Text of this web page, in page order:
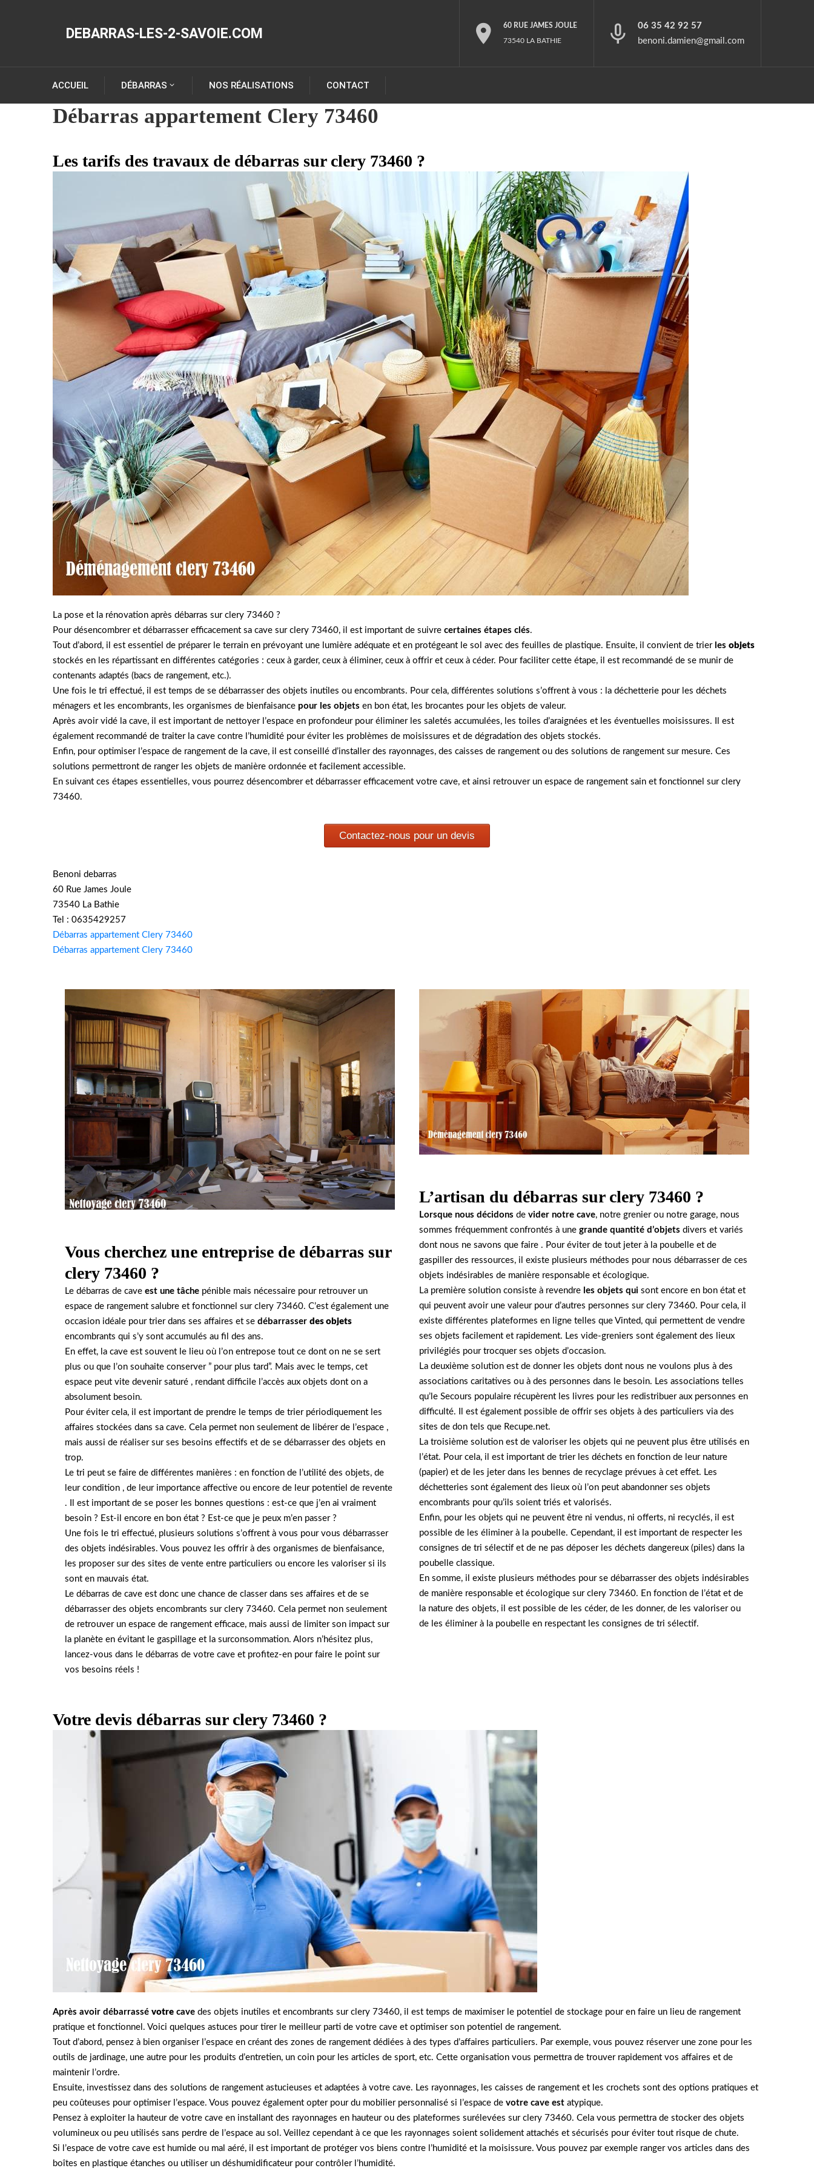
DEBARRAS-LES-2-SAVOIE.COM 60 RUE JAMES JOULE
73540 LA BATHIE
06 35 42 92 57
benoni.damien@gmail.com
ACCUEIL DÉBARRAS NOS RÉALISATIONS CONTACT
Débarras appartement Clery 73460
Les tarifs des travaux de débarras sur clery 73460 ?
La pose et la rénovation après débarras sur clery 73460 ?
Pour désencombrer et débarrasser efficacement sa cave sur clery 73460, il est important de suivre certaines étapes clés.
Tout d’abord, il est essentiel de préparer le terrain en prévoyant une lumière adéquate et en protégeant le sol avec des feuilles de plastique. Ensuite, il convient de trier les objets
stockés en les répartissant en différentes catégories : ceux à garder, ceux à éliminer, ceux à offrir et ceux à céder. Pour faciliter cette étape, il est recommandé de se munir de
contenants adaptés (bacs de rangement, etc.).
Une fois le tri effectué, il est temps de se débarrasser des objets inutiles ou encombrants. Pour cela, différentes solutions s’offrent à vous : la déchetterie pour les déchets
ménagers et les encombrants, les organismes de bienfaisance pour les objets en bon état, les brocantes pour les objets de valeur.
Après avoir vidé la cave, il est important de nettoyer l’espace en profondeur pour éliminer les saletés accumulées, les toiles d’araignées et les éventuelles moisissures. Il est
également recommandé de traiter la cave contre l’humidité pour éviter les problèmes de moisissures et de dégradation des objets stockés.
Enfin, pour optimiser l’espace de rangement de la cave, il est conseillé d’installer des rayonnages, des caisses de rangement ou des solutions de rangement sur mesure. Ces
solutions permettront de ranger les objets de manière ordonnée et facilement accessible.
En suivant ces étapes essentielles, vous pourrez désencombrer et débarrasser efficacement votre cave, et ainsi retrouver un espace de rangement sain et fonctionnel sur clery
73460.
Contactez-nous pour un devis
Benoni debarras
60 Rue James Joule
73540 La Bathie
Tel : 0635429257
Débarras appartement Clery 73460
Débarras appartement Clery 73460
Vous cherchez une entreprise de débarras sur
clery 73460 ?
Le débarras de cave est une tâche pénible mais nécessaire pour retrouver un
espace de rangement salubre et fonctionnel sur clery 73460. C’est également une
occasion idéale pour trier dans ses affaires et se débarrasser des objets
encombrants qui s’y sont accumulés au fil des ans.
En effet, la cave est souvent le lieu où l’on entrepose tout ce dont on ne se sert
plus ou que l’on souhaite conserver ” pour plus tard”. Mais avec le temps, cet
espace peut vite devenir saturé , rendant difficile l’accès aux objets dont on a
absolument besoin.
Pour éviter cela, il est important de prendre le temps de trier périodiquement les
affaires stockées dans sa cave. Cela permet non seulement de libérer de l’espace ,
mais aussi de réaliser sur ses besoins effectifs et de se débarrasser des objets en
trop.
Le tri peut se faire de différentes manières : en fonction de l’utilité des objets, de
leur condition , de leur importance affective ou encore de leur potentiel de revente
. Il est important de se poser les bonnes questions : est-ce que j’en ai vraiment
besoin ? Est-il encore en bon état ? Est-ce que je peux m’en passer ?
Une fois le tri effectué, plusieurs solutions s’offrent à vous pour vous débarrasser
des objets indésirables. Vous pouvez les offrir à des organismes de bienfaisance,
les proposer sur des sites de vente entre particuliers ou encore les valoriser si ils
sont en mauvais état.
Le débarras de cave est donc une chance de classer dans ses affaires et de se
débarrasser des objets encombrants sur clery 73460. Cela permet non seulement
de retrouver un espace de rangement efficace, mais aussi de limiter son impact sur
la planète en évitant le gaspillage et la surconsommation. Alors n’hésitez plus,
lancez-vous dans le débarras de votre cave et profitez-en pour faire le point sur
vos besoins réels !
L’artisan du débarras sur clery 73460 ?
Lorsque nous décidons de vider notre cave, notre grenier ou notre garage, nous
sommes fréquemment confrontés à une grande quantité d’objets divers et variés
dont nous ne savons que faire . Pour éviter de tout jeter à la poubelle et de
gaspiller des ressources, il existe plusieurs méthodes pour nous débarrasser de ces
objets indésirables de manière responsable et écologique.
La première solution consiste à revendre les objets qui sont encore en bon état et
qui peuvent avoir une valeur pour d’autres personnes sur clery 73460. Pour cela, il
existe différentes plateformes en ligne telles que Vinted, qui permettent de vendre
ses objets facilement et rapidement. Les vide-greniers sont également des lieux
privilégiés pour trocquer ses objets d’occasion.
La deuxième solution est de donner les objets dont nous ne voulons plus à des
associations caritatives ou à des personnes dans le besoin. Les associations telles
qu’le Secours populaire récupèrent les livres pour les redistribuer aux personnes en
difficulté. Il est également possible de offrir ses objets à des particuliers via des
sites de don tels que Recupe.net.
La troisième solution est de valoriser les objets qui ne peuvent plus être utilisés en
l’état. Pour cela, il est important de trier les déchets en fonction de leur nature
(papier) et de les jeter dans les bennes de recyclage prévues à cet effet. Les
déchetteries sont également des lieux où l’on peut abandonner ses objets
encombrants pour qu’ils soient triés et valorisés.
Enfin, pour les objets qui ne peuvent être ni vendus, ni offerts, ni recyclés, il est
possible de les éliminer à la poubelle. Cependant, il est important de respecter les
consignes de tri sélectif et de ne pas déposer les déchets dangereux (piles) dans la
poubelle classique.
En somme, il existe plusieurs méthodes pour se débarrasser des objets indésirables
de manière responsable et écologique sur clery 73460. En fonction de l’état et de
la nature des objets, il est possible de les céder, de les donner, de les valoriser ou
de les éliminer à la poubelle en respectant les consignes de tri sélectif.
Votre devis débarras sur clery 73460 ?
Après avoir débarrassé votre cave des objets inutiles et encombrants sur clery 73460, il est temps de maximiser le potentiel de stockage pour en faire un lieu de rangement
pratique et fonctionnel. Voici quelques astuces pour tirer le meilleur parti de votre cave et optimiser son potentiel de rangement.
Tout d’abord, pensez à bien organiser l’espace en créant des zones de rangement dédiées à des types d’affaires particuliers. Par exemple, vous pouvez réserver une zone pour les
outils de jardinage, une autre pour les produits d’entretien, un coin pour les articles de sport, etc. Cette organisation vous permettra de trouver rapidement vos affaires et de
maintenir l’ordre.
Ensuite, investissez dans des solutions de rangement astucieuses et adaptées à votre cave. Les rayonnages, les caisses de rangement et les crochets sont des options pratiques et
peu coûteuses pour optimiser l’espace. Vous pouvez également opter pour du mobilier personnalisé si l’espace de votre cave est atypique.
Pensez à exploiter la hauteur de votre cave en installant des rayonnages en hauteur ou des plateformes surélevées sur clery 73460. Cela vous permettra de stocker des objets
volumineux ou peu utilisés sans perdre de l’espace au sol. Veillez cependant à ce que les rayonnages soient solidement attachés et sécurisés pour éviter tout risque de chute.
Si l’espace de votre cave est humide ou mal aéré, il est important de protéger vos biens contre l’humidité et la moisissure. Vous pouvez par exemple ranger vos articles dans des
boîtes en plastique étanches ou utiliser un déshumidificateur pour contrôler l’humidité.